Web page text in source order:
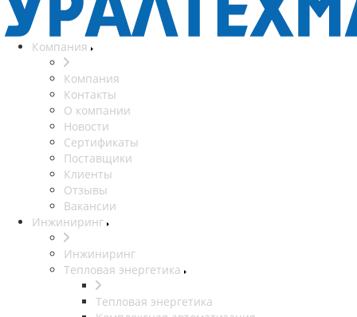
Компания
Компания
Контакты
О компании
Новости
Сертификаты
Поставщики
Клиенты
Отзывы
Вакансии
Инжиниринг
Инжиниринг
Тепловая энергетика
Тепловая энергетика